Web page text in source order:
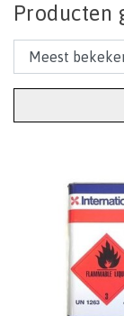
Producten